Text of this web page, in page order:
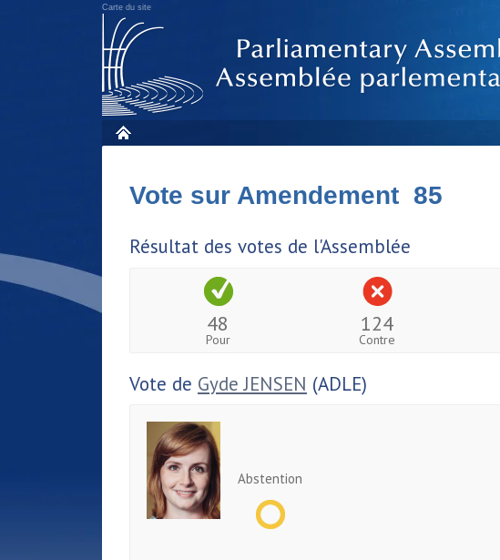
Carte du site
Vote sur Amendement 85
Résultat des votes de l'Assemblée
48
Pour
124
Contre
Vote de Gyde JENSEN (ADLE)
Abstention